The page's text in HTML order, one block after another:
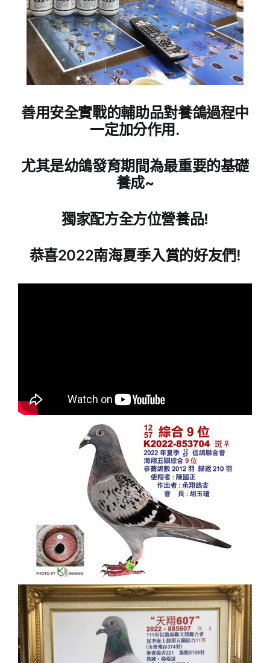
善用安全實戰的輔助品對養鴿過程中
一定加分作用.
尤其是幼鴿發育期間為最重要的基礎
養成~
獨家配方全方位營養品!
恭喜2022南海夏季入賞的好友們!